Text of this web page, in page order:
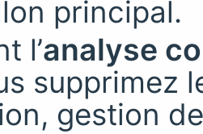
principal.
l’analyse
supprimez
gestion